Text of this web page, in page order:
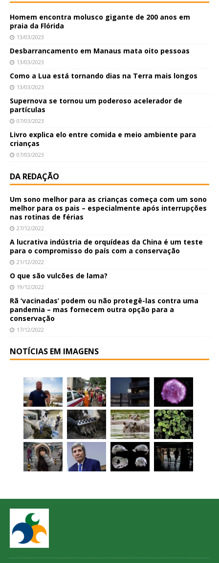
Homem encontra molusco gigante de 200 anos em
praia da Flórida
13/03/2023
Desbarrancamento em Manaus mata oito pessoas
13/03/2023
Como a Lua está tornando dias na Terra mais longos
13/03/2023
Supernova se tornou um poderoso acelerador de
partículas
07/03/2023
Livro explica elo entre comida e meio ambiente para
crianças
07/03/2023
DA REDAÇÃO
Um sono melhor para as crianças começa com um sono
melhor para os pais – especialmente após interrupções
nas rotinas de férias
27/12/2022
A lucrativa indústria de orquídeas da China é um teste
para o compromisso do país com a conservação
21/12/2022
O que são vulcões de lama?
19/12/2022
Rã ‘vacinadas’ podem ou não protegê-las contra uma
pandemia – mas fornecem outra opção para a
conservação
17/12/2022
NOTÍCIAS EM IMAGENS